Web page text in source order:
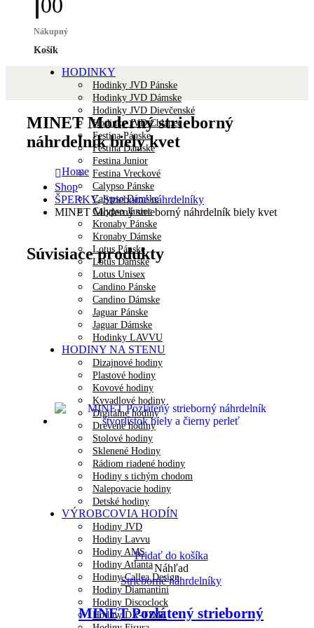
Nákupný
Košík
HODINKY
Hodinky JVD Pánske
Hodinky JVD Dámske
Hodinky JVD Dievčenské
Hodinky JVD Chlapec
Festina Pánske
Festina Dámske
Festina Junior
Festina Vreckové
Calypso Pánske
Calypso Dámske
Calypso Junior
Kronaby Pánske
Kronaby Dámske
Lotus Pánske
Lotus Dámske
Lotus Unisex
Candino Pánske
Candino Dámske
Jaguar Pánske
Jaguar Dámske
Hodinky LAVVU
HODINY NA STENU
Dizajnové hodiny
Plastové hodiny
Kovové hodiny
Kyvadlové hodiny
Digitálne hodiny
Drevené hodiny
Stolové hodiny
Sklenené Hodiny
Rádiom riadené hodiny
Hodiny s tichým chodom
Nalepovacie hodiny
Detské hodiny
VÝROBCOVIA HODÍN
Hodiny JVD
Hodiny Lavvu
Hodiny AMS
Hodiny Atlanta
Hodiny Callea Design
Hodiny Diamantini
Hodiny Discoclock
Hodiny DX-TIME
MINET Moderný strieborný
náhrdelník biely kvet
Home
Shop
ŠPERKY,Strieborné náhrdelníky
MINET Moderný strieborný náhrdelník biely kvet
Súvisiace produkty
Pridať do košíka
Náhľad
Strieborné náhrdelníky
MINET Pozlátený strieborný